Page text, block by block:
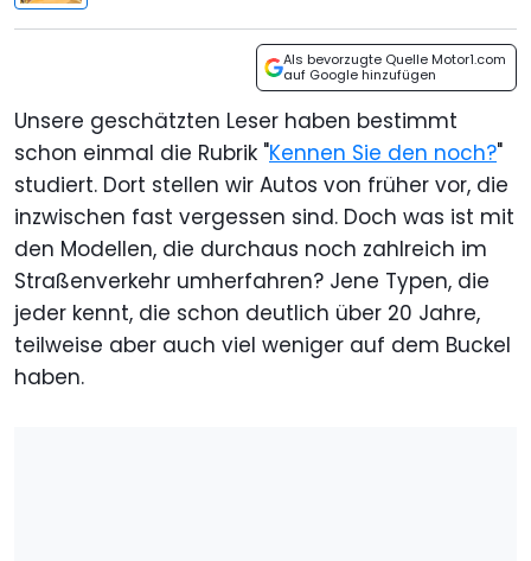
Als bevorzugte Quelle Motor1.com
auf Google hinzufügen
Unsere geschätzten Leser haben bestimmt
schon einmal die Rubrik "Kennen Sie den noch?"
studiert. Dort stellen wir Autos von früher vor, die
inzwischen fast vergessen sind. Doch was ist mit
den Modellen, die durchaus noch zahlreich im
Straßenverkehr umherfahren? Jene Typen, die
jeder kennt, die schon deutlich über 20 Jahre,
teilweise aber auch viel weniger auf dem Buckel
haben.